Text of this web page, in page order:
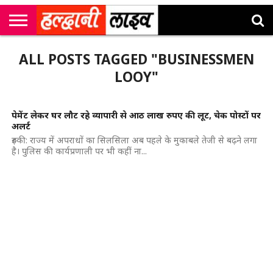
सी
एम
कॉर्नर
उत्तराखंड
न्यूज़
खेल
मनोरंजन
सम्पादकीय
जॉब
अलर्ट्स
ALL POSTS TAGGED "BUSINESSMEN
LOOY"
पेमेंट लेकर घर लौट रहे व्यापारी से आठ लाख रुपए की लूट, चेक पोस्टों पर
अलर्ट
रुड़की: राज्य में अपराधों का सिलसिला अब पहले के मुकाबले तेजी से बढ़ने लगा
है। पुलिस की कार्यप्रणाली पर भी कहीं ना...